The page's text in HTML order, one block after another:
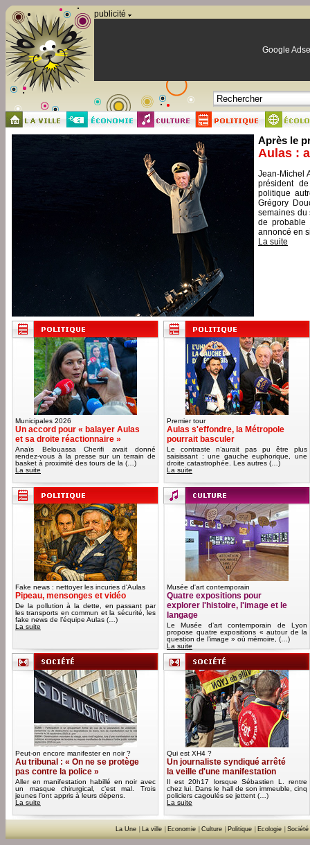
publicité
Google
Après le
Aulas :
Jean-Michel
président
politique
Grégory
semaines du
de probable
annoncé en
La suite
Municipales 2026
Un accord pour « balayer Aulas
et sa droite réactionnaire »
Anaïs Belouassa Cherifi avait donné
rendez-vous à la presse sur un terrain de
basket à proximité des tours de la (…)
La suite
Premier tour
Aulas s'effondre, la Métropole
pourrait basculer
Le contraste n’aurait pas pu être plus
saisissant : une gauche euphorique, une
droite catastrophée. Les autres (…)
La suite
Fake news : nettoyer les incuries d'Aulas
Pipeau, mensonges et vidéo
De la pollution à la dette, en passant par
les transports en commun et la sécurité, les
fake news de l’équipe Aulas (…)
La suite
Musée d'art contemporain
Quatre expositions pour
explorer l'histoire, l'image et le
langage
Le Musée d’art contemporain de Lyon
propose quatre expositions « autour de la
question de l’image » où mémoire, (…)
La suite
Peut-on encore manifester en noir ?
Au tribunal : « On ne se protège
pas contre la police »
Aller en manifestation habillé en noir avec
un masque chirurgical, c’est mal. Trois
jeunes l’ont appris à leurs dépens.
La suite
Qui est XH4 ?
Un journaliste syndiqué arrêté
la veille d'une manifestation
Il est 20h17 lorsque Sébastien L. rentre
chez lui. Dans le hall de son immeuble, cinq
policiers cagoulés se jettent (…)
La suite
La Une La ville Economie Culture Politique Ecologie Société
Panneau de gestion des cookies